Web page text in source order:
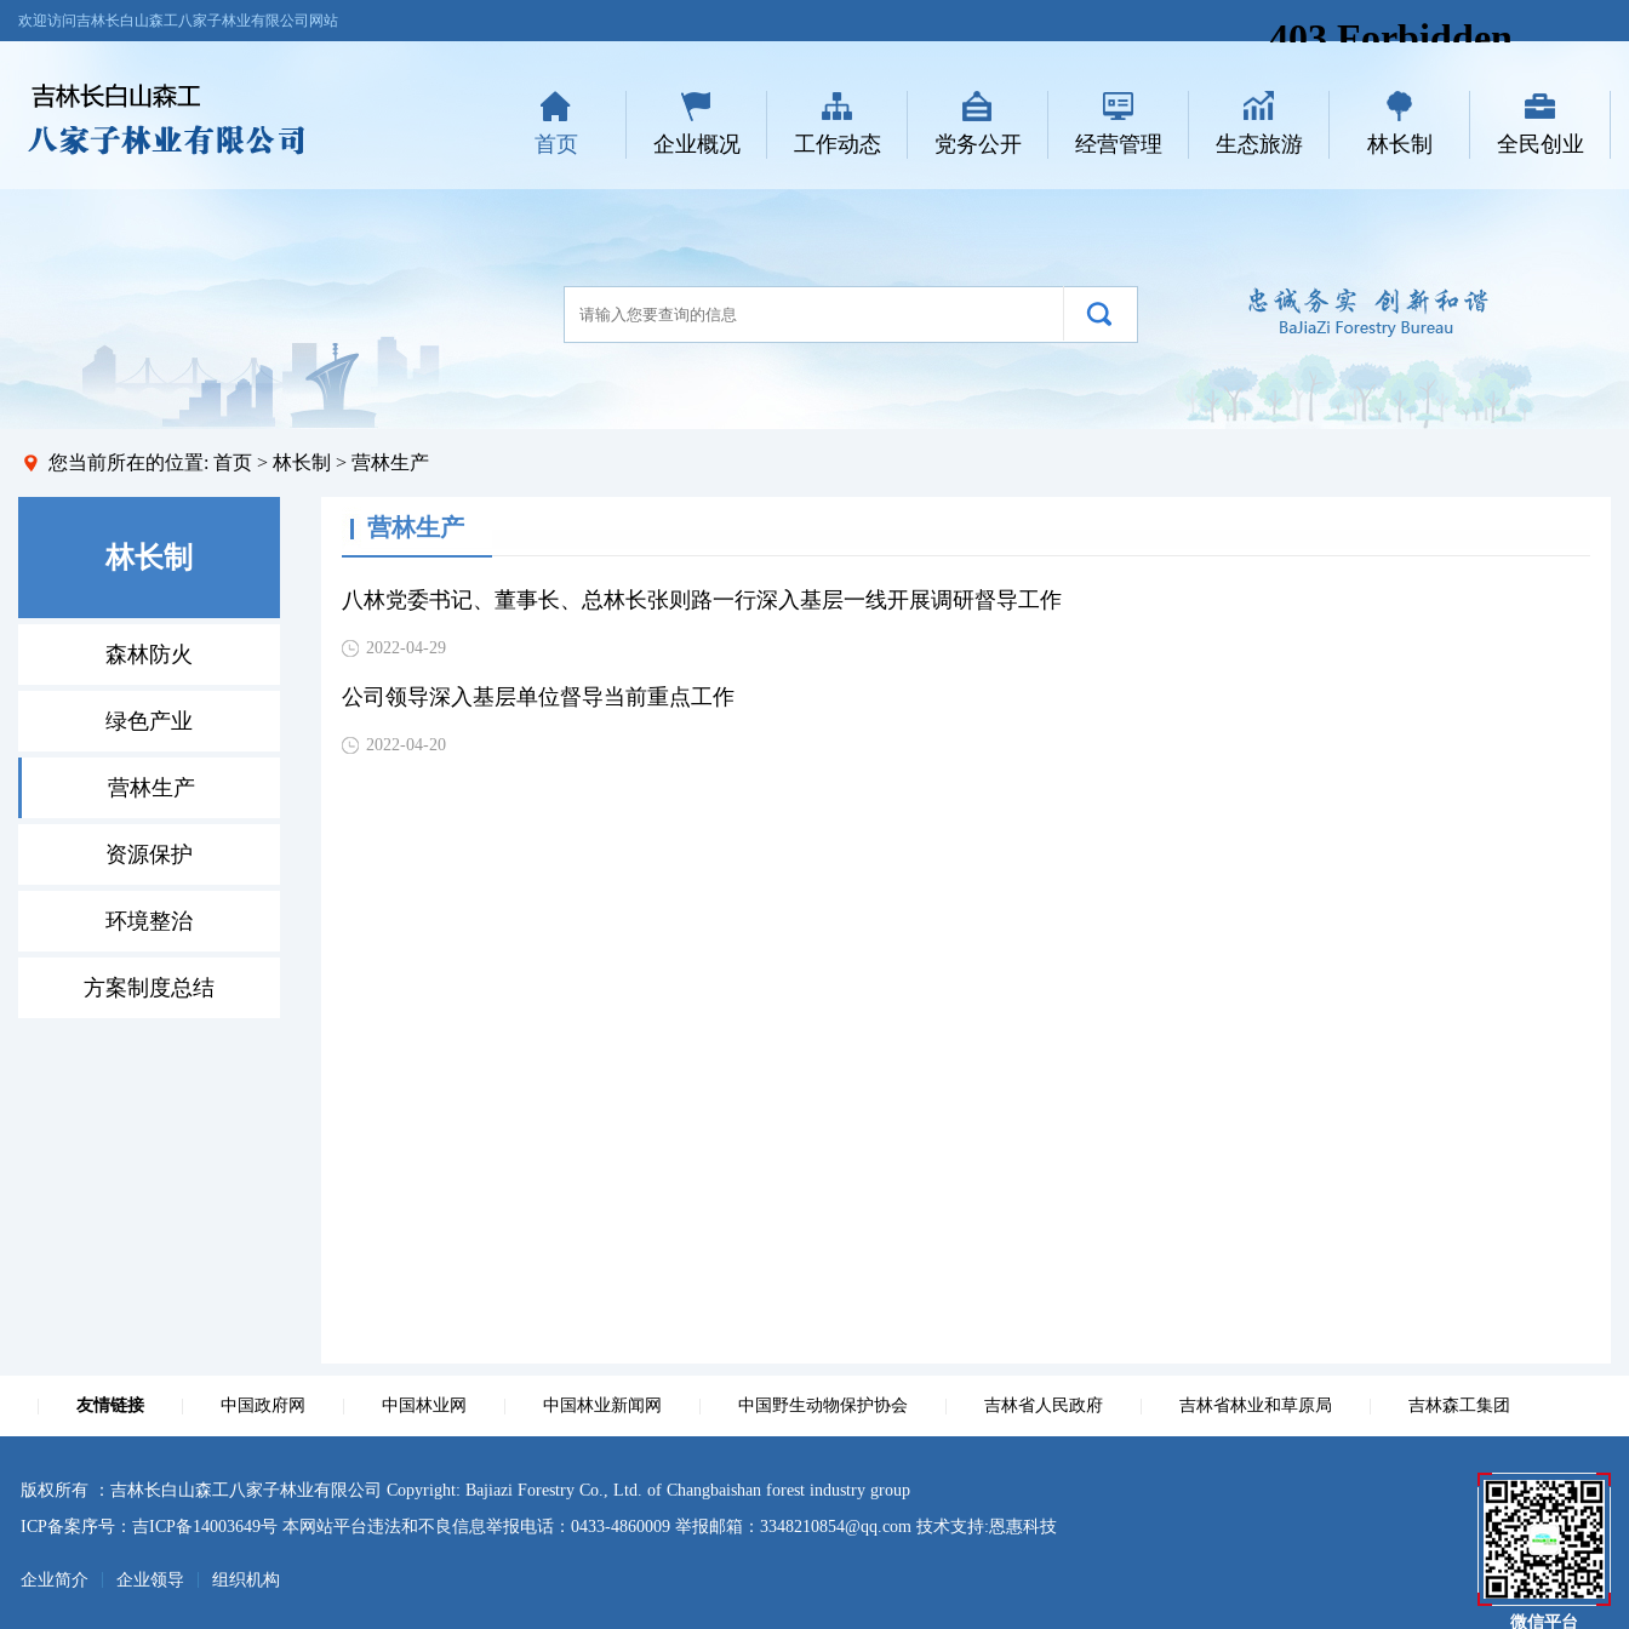
欢迎访问吉林长白山森工八家子林业有限公司网站
首页 企业概况 工作动态 党务公开 经营管理 生态旅游 林长制 全民创业
您当前所在的位置: 首页 > 林长制 > 营林生产
林长制
森林防火
绿色产业
营林生产
资源保护
环境整治
方案制度总结
营林生产
八林党委书记、董事长、总林长张则路一行深入基层一线开展调研督导工作
2022-04-29
公司领导深入基层单位督导当前重点工作
2022-04-20
友情链接 中国政府网 中国林业网 中国林业新闻网 中国野生动物保护协会 吉林省人民政府 吉林省林业和草原局 吉林森工集团
版权所有 ：吉林长白山森工八家子林业有限公司 Copyright: Bajiazi Forestry Co., Ltd. of Changbaishan forest industry group
ICP备案序号： 吉ICP备14003649号 本网站平台违法和不良信息举报电话：0433-4860009 举报邮箱：3348210854@qq.com 技术支持:恩惠科技
企业简介 企业领导 组织机构
微信平台